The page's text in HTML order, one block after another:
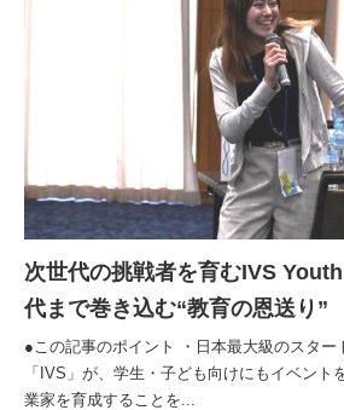
AI JOURNAL
REAL ESTATE
SMART MARKETING
BPaaS JOURNAL
ADOPTABLE DOG
次世代の挑戦者を育むIVS
代まで巻き込む“教育の恩送り”
●この記事のポイント ・日本最大級のスター
「IVS」が、学生・子ども向けにもイベント
業家を育成することを...